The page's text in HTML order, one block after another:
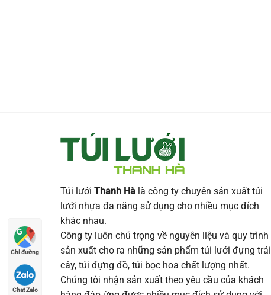
Túi lưới Thanh Hà là công ty chuyên sản xuất túi
lưới nhựa đa năng sử dụng cho nhiều mục đích
khác nhau.
Công ty luôn chú trọng về nguyên liệu và quy trình
sản xuất cho ra những sản phẩm túi lưới đựng trái
cây, túi đựng đồ, túi bọc hoa chất lượng nhất.
Chúng tôi nhận sản xuất theo yêu cầu của khách
Chỉ đường
Chat Zalo